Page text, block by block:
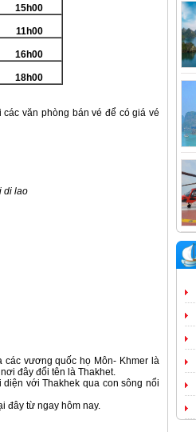
15h00
11h00
16h00
18h00
văn phòng bán vé để có giá vé
di lao
các vương quốc họ Môn- Khmer là
đây đổi tên là Thakhet.
với Thakhek qua con sông nổi
đây từ ngay hôm nay.